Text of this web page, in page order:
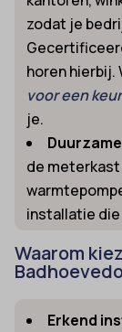
zodat je
horen hierbij.
voor een
je.
de
installatie
Waarom
Erkend